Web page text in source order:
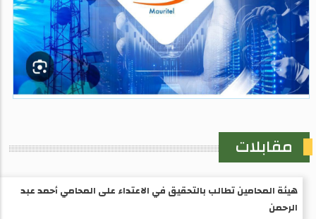
مقابلات
هيئة المحامين تطالب بالتحقيق في الاعتداء على المحامي أحمد عبد
الرحمن